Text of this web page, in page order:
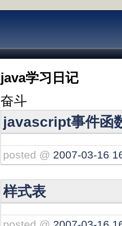
java学习日记
奋斗
javascript事件函
posted @ 2007-03-16
样式表